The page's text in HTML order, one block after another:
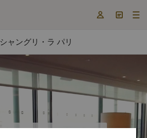
  
シャングリ・ラ パリ